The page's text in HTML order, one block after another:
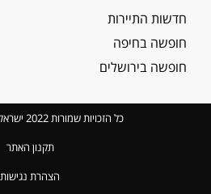
חדשות התיירות
חופשה בחיפה
חופשה בירושלים
כל הזכויות שמורות 2022 ישראלינג Israeling
תקנון האתר
הצהרת נגישות